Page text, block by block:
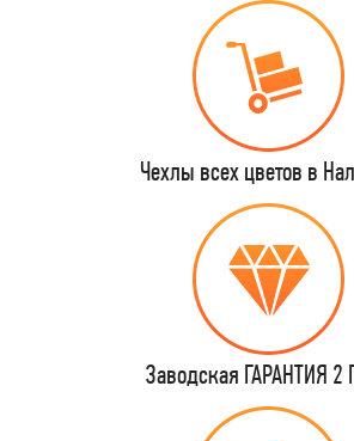
Чехлы всех цветов в
Заводская ГАРАНТИЯ 2